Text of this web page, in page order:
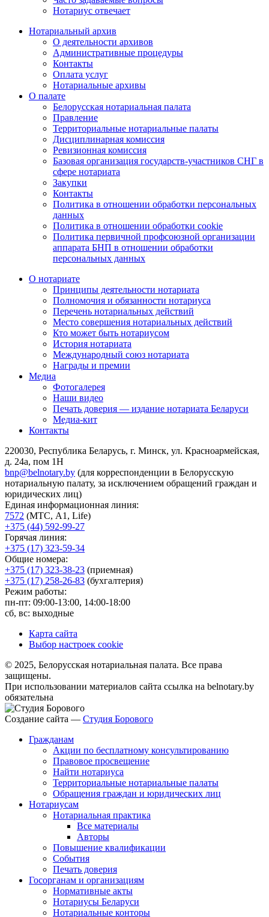
Нотариус отвечает
Нотариальный архив
О деятельности архивов
Административные процедуры
Контакты
Оплата услуг
Нотариальные архивы
О палате
Белорусская нотариальная палата
Правление
Территориальные нотариальные палаты
Дисциплинарная комиссия
Ревизионная комиссия
Базовая организация государств-участников СНГ в
сфере нотариата
Закупки
Контакты
Политика в отношении обработки персональных
данных
Политика в отношении обработки cookie
Политика первичной профсоюзной организации
аппарата БНП в отношении обработки
персональных данных
О нотариате
Принципы деятельности нотариата
Полномочия и обязанности нотариуса
Перечень нотариальных действий
Место совершения нотариальных действий
Кто может быть нотариусом
История нотариата
Международный союз нотариата
Награды и премии
Медиа
Фотогалерея
Наши видео
Печать доверия — издание нотариата Беларуси
Медиа-кит
Контакты
220030, Республика Беларусь, г. Минск, ул. Красноармейская,
д. 24а, пом 1Н
bnp@belnotary.by (для корреспонденции в Белорусскую
нотариальную палату, за исключением обращений граждан и
юридических лиц)
Единая информационная линия:
7572 (МТС, A1, Life)
+375 (44) 592-99-27
Горячая линия:
+375 (17) 323-59-34
Общие номера:
+375 (17) 323-38-23 (приемная)
+375 (17) 258-26-83 (бухгалтерия)
Режим работы:
пн-пт: 09:00-13:00, 14:00-18:00
сб, вс: выходные
Карта сайта
Выбор настроек cookie
© 2025, Белорусская нотариальная палата. Все права
защищены.
При использовании материалов сайта ссылка на belnotary.by
обязательна
Создание сайта — Студия Борового
Гражданам
Акции по бесплатному консультированию
Правовое просвещение
Найти нотариуса
Территориальные нотариальные палаты
Обращения граждан и юридических лиц
Нотариусам
Нотариальная практика
Все материалы
Авторы
Повышение квалификации
События
Печать доверия
Госорганам и организациям
Нормативные акты
Нотариусы Беларуси
Нотариальные конторы